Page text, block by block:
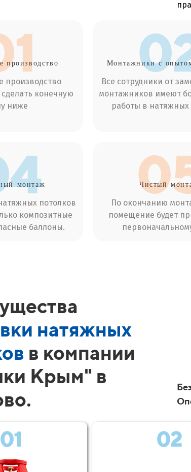
производство
производство
конечную
ниже
Монтажники с
Все сотрудники от
монтажников имеют
работы в натяжных
монтаж
потолков
композитные
баллоны.
Чистый
По окончанию
помещение будет
натяжных
в компании
Крым" в
01 02